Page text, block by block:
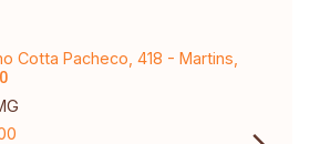
Cotta Pacheco, 418 - Martins,